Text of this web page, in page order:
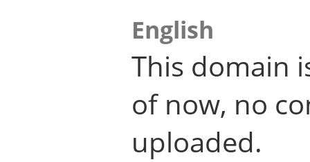
English
This domain
of now, no
uploaded.